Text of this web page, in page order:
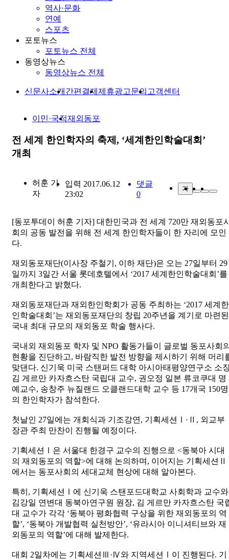
역사·문화
연예
스포츠
포토뉴스
포토뉴스 전체
동영상뉴스
동영상뉴스 전체
신문사소개 간편결제 제휴광고문의 고객센터
이민·국적재외동포
전 세계 한인학자의 축제, ‘세계한인학술대회’
개최
허훈 기
자
입력 2017.06.12
23:02
댓글
0
가
[동포투데이 허훈 기자] 대한민국과 전 세계 720만 재외동포
회의 공동 발전을 위해 전 세계 한인학자들이 한 자리에 모인
다.
재외동포재단(이사장 주철기, 이하 재단)은 오는 27일부터 29
일까지 3일간 서울 롯데호텔에서 ‘2017 세계한인학술대회’를
개최한다고 밝혔다.
재외동포재단과 재외한인학회가 공동 주최하는 ‘2017 세계한
인학술대회’는 재외동포재단의 창립 20주년을 계기로 마련된
국내 최대 규모의 재외동포 학술 행사다.
국내외 재외동포 학자 및 NPO 활동가들이 글로벌 동포사회
현황을 진단하고, 바람직한 발전 방향을 제시하기 위해 머리
맞댄다. 신기욱 미국 스탠퍼드 대학 아시아태평양연구소 소
김 게르만 카자흐스탄 국립대 교수, 권오정 일본 류코쿠대 명
예교수, 송창주 뉴질랜드 오클랜드대학 교수 등 17개국 150명
의 한인학자가 참석한다.
첫날인 27일에는 개회식과 기조강연, 기획세션Ⅰ·Ⅱ, 외교부
장관 주최 만찬이 진행될 예정이다.
기획세션Ⅰ은 서울대 한경구 교수의 진행으로 <동북아 시대
의 재외동포의 역할>에 대해 논의하며, 이어지는 기획세션Ⅱ
에서는 동포사회의 세대교체 현상에 대해 알아본다.
특히, 기획세션Ⅰ에 신기욱 스탠포드대학교 사회학과 교수와
김강일 연변대 동북아연구원 원장, 김 게르만 카자흐스탄 국
대 교수가 각각 ‘동북아 평화협력 구상을 위한 재외동포의 역
할’, ‘동북아 개발협력 실천방안’, ‘유라시아 이니셔티브와 재
외동포의 역할’에 대해 발제한다.
대회 2일차에는 기획세션Ⅲ·Ⅳ와 지역세션Ⅰ이 진행된다. 기